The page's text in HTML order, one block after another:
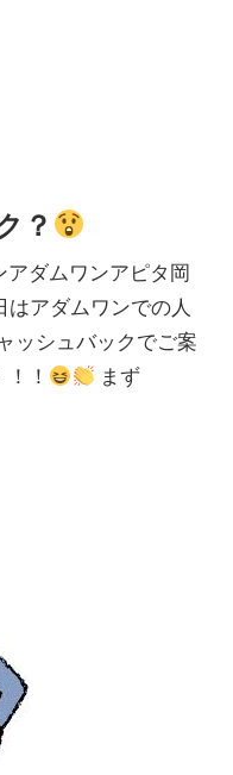
？
アダムワンアピタ岡
アダムワンでの人
ッシュバックでご案
！
まず